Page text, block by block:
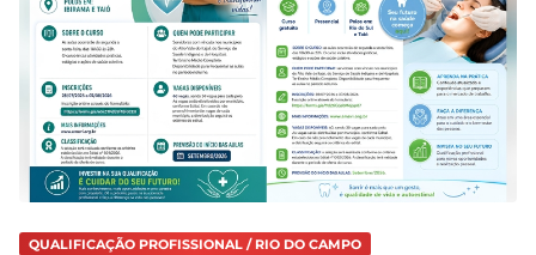
QUALIFICAÇÃO PROFISSIONAL / RIO DO CAMPO